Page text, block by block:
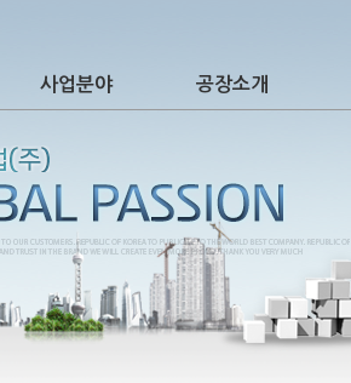
사업분야 공장소개